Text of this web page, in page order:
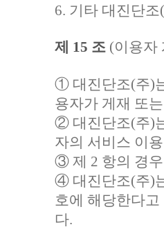
6. 기타 대진단
제 15 조 (이용자
① 대진단조(주)
용자가 게재 또
② 대진단조(주)
자의 서비스 이
③ 제 2 항의 경
④ 대진단조(주)
호에 해당한다
다.